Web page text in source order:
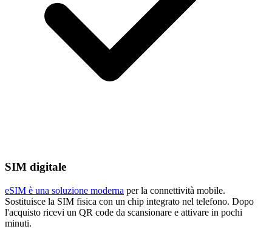
SIM digitale
eSIM è una soluzione moderna per la connettività mobile.
Sostituisce la SIM fisica con un chip integrato nel telefono. Dopo
l'acquisto ricevi un QR code da scansionare e attivare in pochi
minuti.